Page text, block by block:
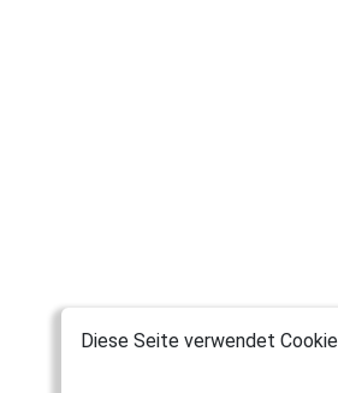
Diese Seite verwendet